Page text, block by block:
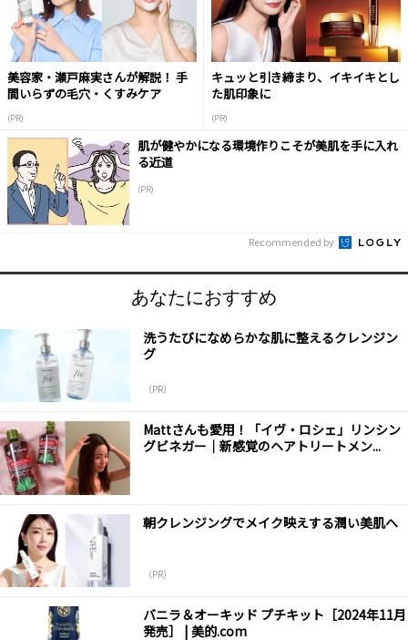
美容家・瀬戸麻実さんが解説！ 手
間いらずの毛穴・くすみケア
(PR)
キュッと引き締まり、イキイキとし
た肌印象に
(PR)
肌が健やかになる環境作りこそが美肌を手に入れ
る近道
(PR)
Recommended by
あなたにおすすめ
洗うたびになめらかな肌に整えるクレンジン
グ
（PR）
Mattさんも愛用！「イヴ・ロシェ」リンシン
グビネガー｜新感覚のヘアトリートメン...
朝クレンジングでメイク映えする潤い美肌へ
（PR）
バニラ＆オーキッド プチキット［2024年11月
発売］ | 美的.com